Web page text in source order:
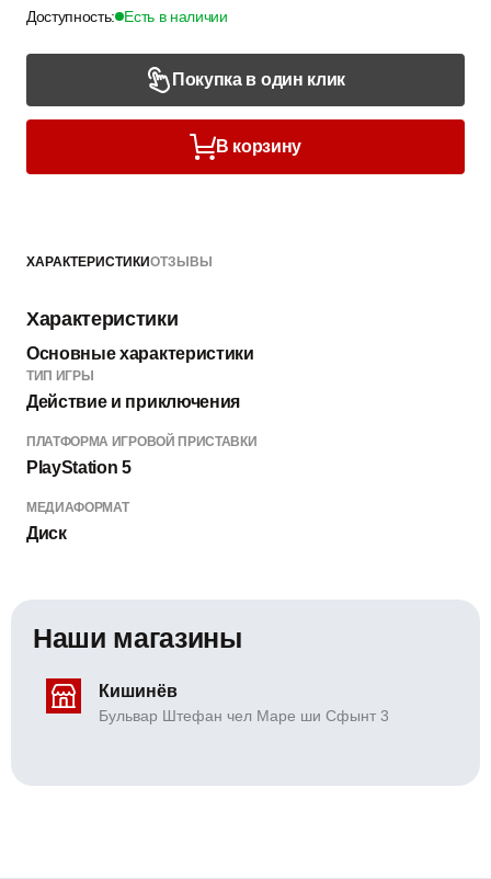
Доступность: Есть в наличии
Покупка в один клик
В корзину
ХАРАКТЕРИСТИКИОТЗЫВЫ
Характеристики
Основные характеристики
ТИП ИГРЫ
Действие и приключения
ПЛАТФОРМА ИГРОВОЙ ПРИСТАВКИ
PlayStation 5
МЕДИАФОРМАТ
Диск
Наши магазины
Кишинёв
Бульвар Штефан чел Маре ши Сфынт 3